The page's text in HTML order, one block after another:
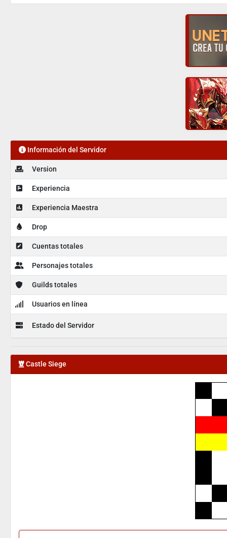
Información del Servidor
Version
Experiencia
Experiencia Maestra
Drop
Cuentas totales
Personajes totales
Guilds totales
Usuarios en línea
Estado del Servidor
Castle Siege